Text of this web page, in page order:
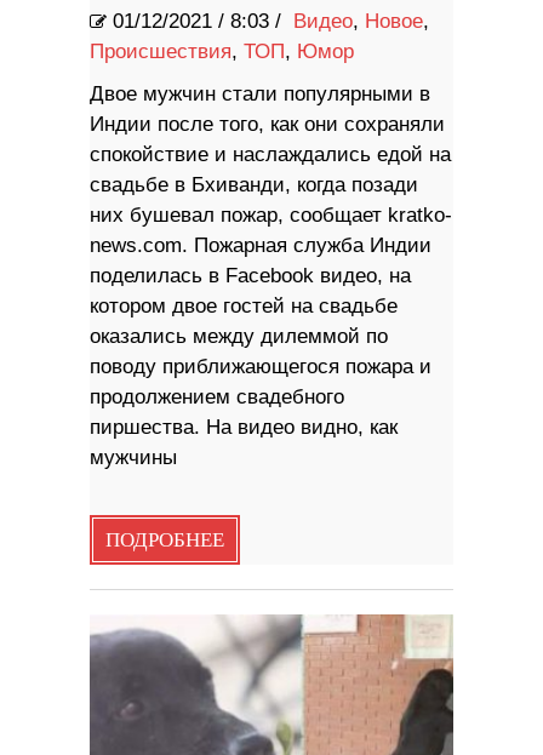
01/12/2021 / 8:03 / Видео, Новое,
Происшествия, ТОП, Юмор
Двое мужчин стали популярными в
Индии после того, как они сохраняли
спокойствие и наслаждались едой на
свадьбе в Бхиванди, когда позади
них бушевал пожар, сообщает kratko-
news.com. Пожарная служба Индии
поделилась в Facebook видео, на
котором двое гостей на свадьбе
оказались между дилеммой по
поводу приближающегося пожара и
продолжением свадебного
пиршества. На видео видно, как
мужчины
ПОДРОБНЕЕ